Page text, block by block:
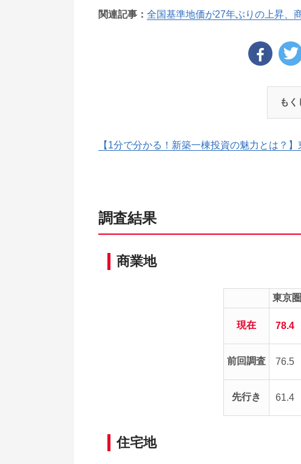
関連記事： 全国基準地価が27年ぶりの上昇、
もく
【1分で分かる！新築一棟投資の魅力とは？
調査結果
商業地
東京圏
現在 78.4
前回調査 76.5
先行き 61.4
住宅地